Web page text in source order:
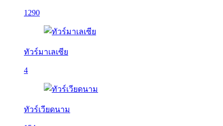
1290
ทัวร์มาเลเซีย
4
ทัวร์เวียดนาม